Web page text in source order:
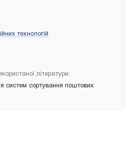
технологій
літератури:
систем сортування поштових